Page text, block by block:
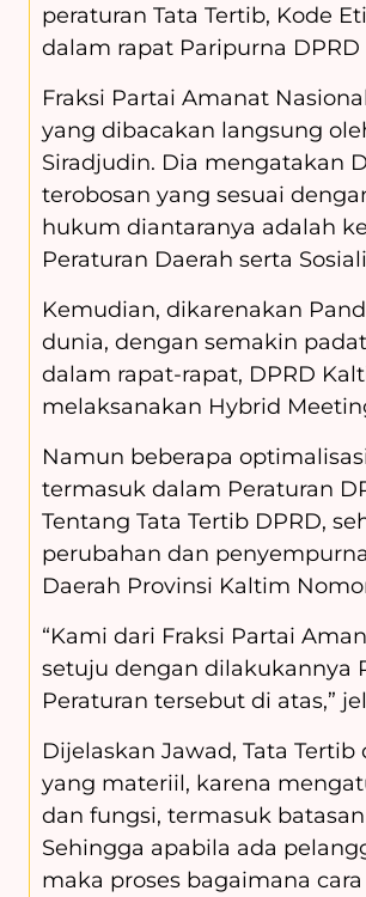
peraturan Tata Tertib, Kode
dalam rapat Paripurna DPRD
Fraksi Partai Amanat
yang dibacakan langsung
Siradjudin. Dia mengatakan
terobosan yang sesuai
hukum diantaranya adalah
Peraturan Daerah serta
Kemudian, dikarenakan
dunia, dengan semakin
dalam rapat-rapat, DPRD
melaksanakan Hybrid
Namun beberapa
termasuk dalam Peraturan
Tentang Tata Tertib DPRD,
perubahan dan
Daerah Provinsi Kaltim
“Kami dari Fraksi Partai
setuju dengan dilakukannya
Peraturan tersebut di atas,”
Dijelaskan Jawad, Tata
yang materiil, karena
dan fungsi, termasuk
Sehingga apabila ada
maka proses bagaimana